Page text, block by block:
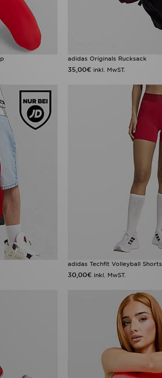
adidas Originals Rucksack
35,00€ inkl. MwST.
adidas Techfit Volleyball Shorts
30,00€ inkl. MwST.